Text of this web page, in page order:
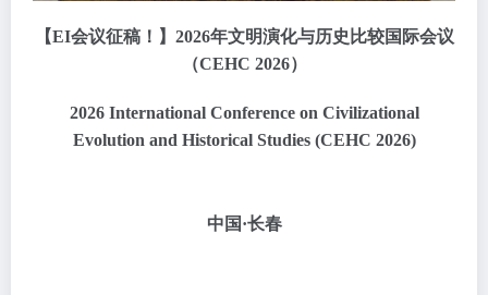
【EI会议征稿！】2026年文明演化与历史比较国际会议
（CEHC 2026）
2026 International Conference on Civilizational
Evolution and Historical Studies (CEHC 2026)
中国·长春